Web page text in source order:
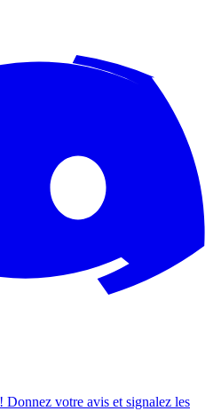
votre avis et signalez les